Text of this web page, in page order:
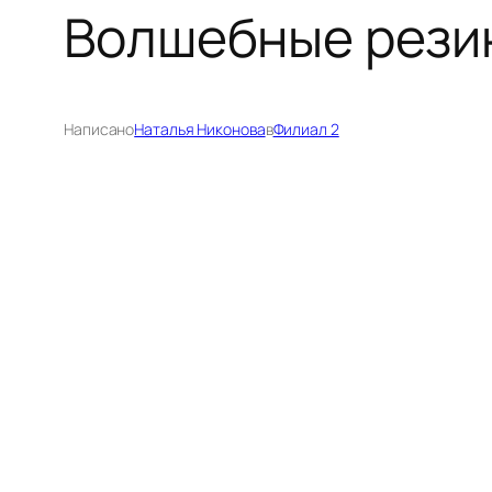
Волшебные
НаписаноНаталья НиконовавФилиал 2